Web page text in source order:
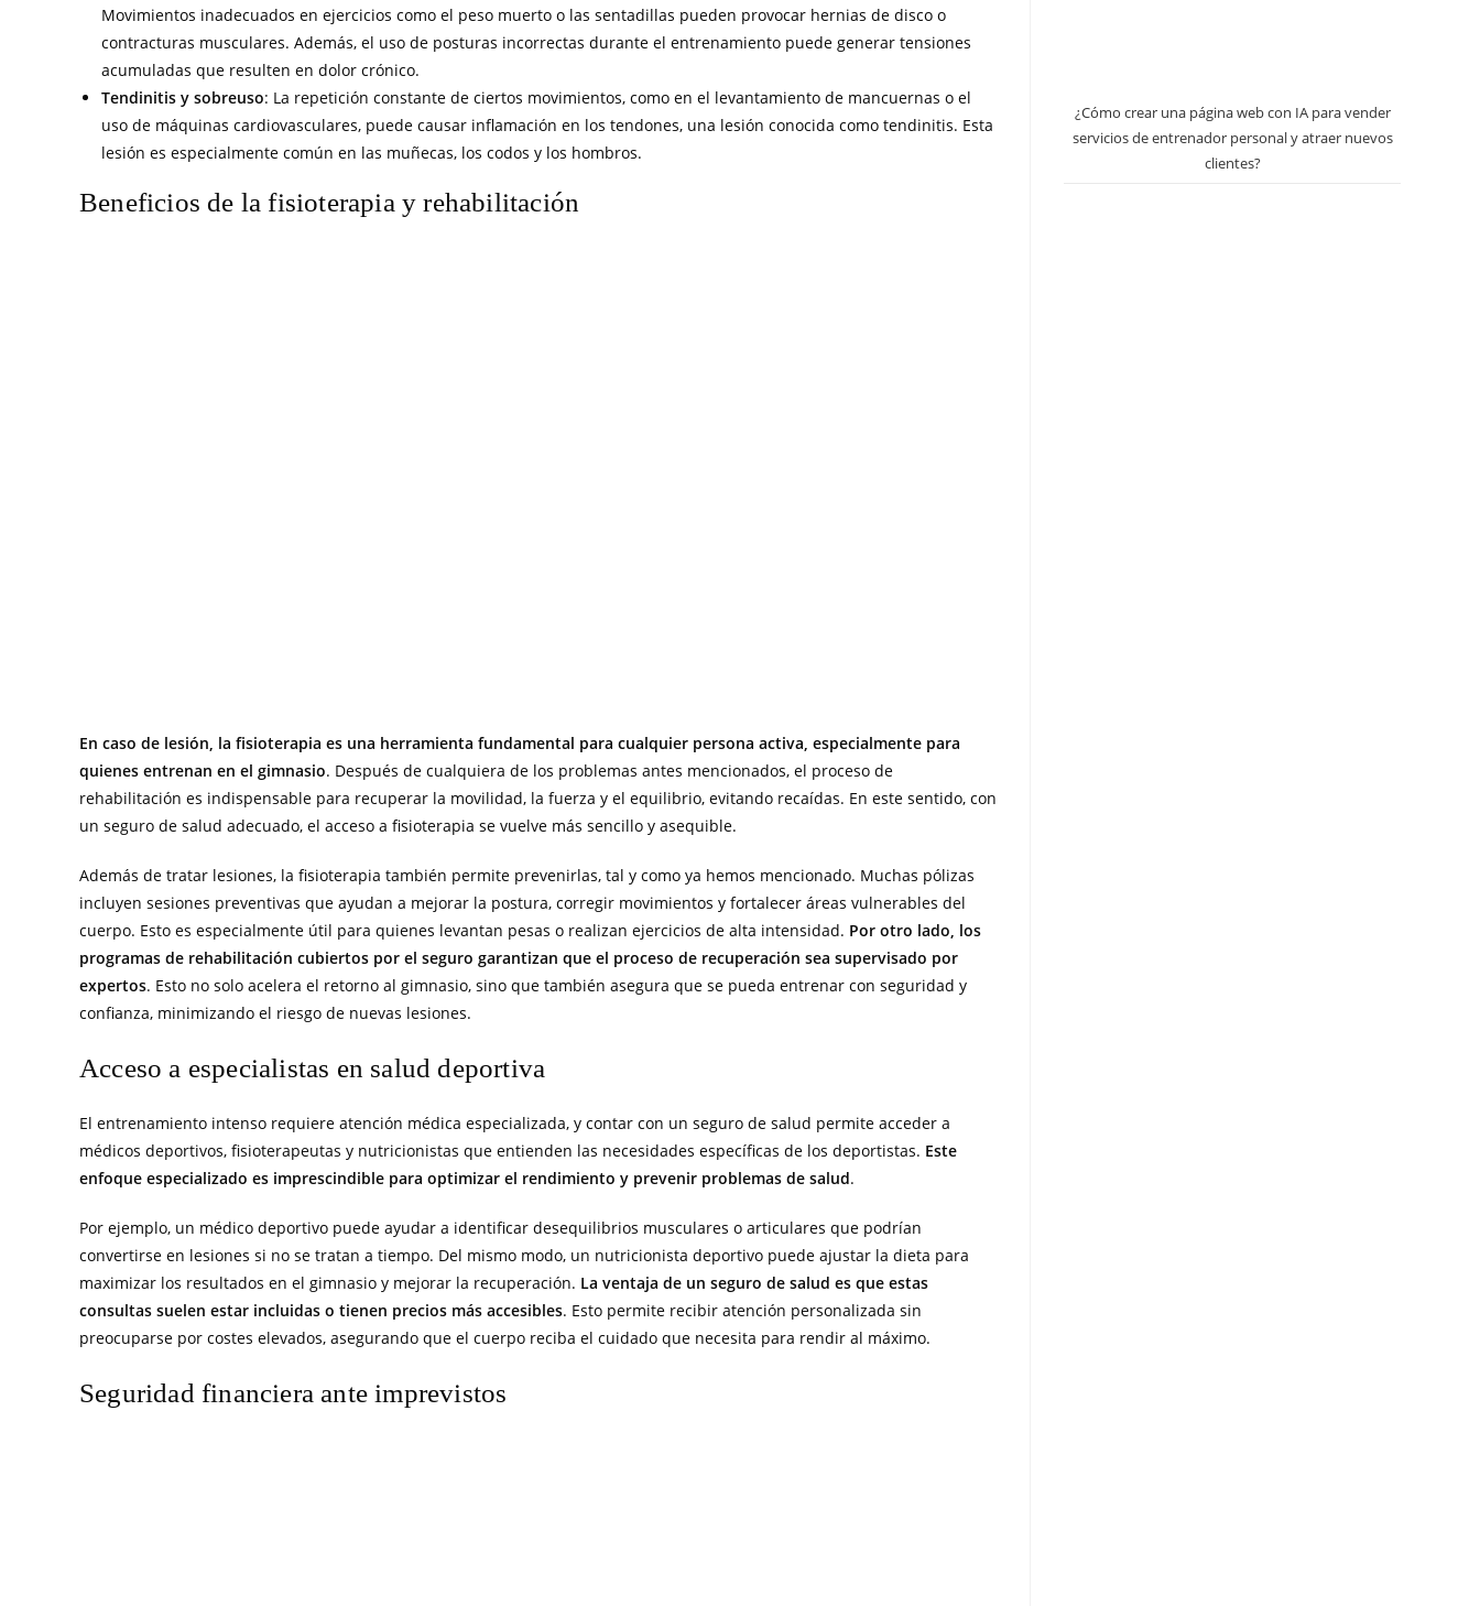
Movimientos inadecuados en ejercicios como el peso muerto o las sentadillas pueden provocar hernias de disco o
contracturas musculares. Además, el uso de posturas incorrectas durante el entrenamiento puede generar tensiones
acumuladas que resulten en dolor crónico.
Tendinitis y sobreuso: La repetición constante de ciertos movimientos, como en el levantamiento de mancuernas o el
uso de máquinas cardiovasculares, puede causar inflamación en los tendones, una lesión conocida como tendinitis. Esta
lesión es especialmente común en las muñecas, los codos y los hombros.
Beneficios de la fisioterapia y rehabilitación
En caso de lesión, la fisioterapia es una herramienta fundamental para cualquier persona activa, especialmente para
quienes entrenan en el gimnasio. Después de cualquiera de los problemas antes mencionados, el proceso de
rehabilitación es indispensable para recuperar la movilidad, la fuerza y el equilibrio, evitando recaídas. En este sentido, con
un seguro de salud adecuado, el acceso a fisioterapia se vuelve más sencillo y asequible.
Además de tratar lesiones, la fisioterapia también permite prevenirlas, tal y como ya hemos mencionado. Muchas pólizas
incluyen sesiones preventivas que ayudan a mejorar la postura, corregir movimientos y fortalecer áreas vulnerables del
cuerpo. Esto es especialmente útil para quienes levantan pesas o realizan ejercicios de alta intensidad. Por otro lado, los
programas de rehabilitación cubiertos por el seguro garantizan que el proceso de recuperación sea supervisado por
expertos. Esto no solo acelera el retorno al gimnasio, sino que también asegura que se pueda entrenar con seguridad y
confianza, minimizando el riesgo de nuevas lesiones.
Acceso a especialistas en salud deportiva
El entrenamiento intenso requiere atención médica especializada, y contar con un seguro de salud permite acceder a
médicos deportivos, fisioterapeutas y nutricionistas que entienden las necesidades específicas de los deportistas. Este
enfoque especializado es imprescindible para optimizar el rendimiento y prevenir problemas de salud.
Por ejemplo, un médico deportivo puede ayudar a identificar desequilibrios musculares o articulares que podrían
convertirse en lesiones si no se tratan a tiempo. Del mismo modo, un nutricionista deportivo puede ajustar la dieta para
maximizar los resultados en el gimnasio y mejorar la recuperación. La ventaja de un seguro de salud es que estas
consultas suelen estar incluidas o tienen precios más accesibles. Esto permite recibir atención personalizada sin
preocuparse por costes elevados, asegurando que el cuerpo reciba el cuidado que necesita para rendir al máximo.
Seguridad financiera ante imprevistos
¿Cómo crear una página web con IA para vender
servicios de entrenador personal y atraer nuevos
clientes?